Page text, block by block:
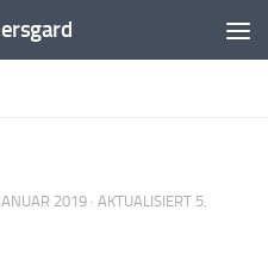
2019 · AKTUALISIERT 5.